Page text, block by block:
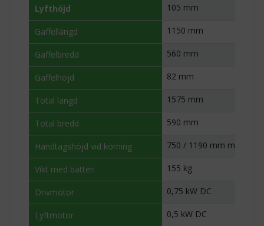
Lyfthöjd 105 mm
Gaffellängd 1150 mm
Gaffelbredd 560 mm
Gaffelhöjd 82 mm
Total längd 1575 mm
Total bredd 590 mm
Handtagshöjd vid körning 750 / 1190 mm min/max
Vikt med batteri 155 kg
Drivmotor 0,75 kW DC
Lyftmotor 0,5 kW DC